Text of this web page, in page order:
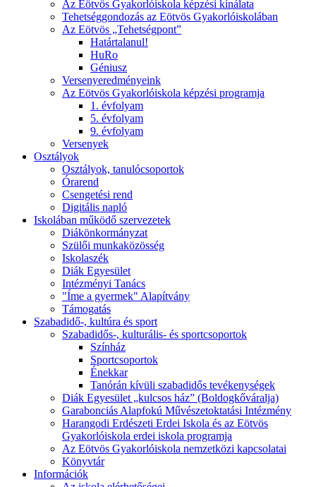
Az Eötvös Gyakorlóiskola képzési kínálata
Tehetséggondozás az Eötvös Gyakorlóiskolában
Az Eötvös „Tehetségpont”
Határtalanul!
HuRo
Géniusz
Versenyeredményeink
Az Eötvös Gyakorlóiskola képzési programja
1. évfolyam
5. évfolyam
9. évfolyam
Versenyek
Osztályok
Osztályok, tanulócsoportok
Órarend
Csengetési rend
Digitális napló
Iskolában működő szervezetek
Diákönkormányzat
Szülői munkaközösség
Iskolaszék
Diák Egyesület
Intézményi Tanács
"Íme a gyermek" Alapítvány
Támogatás
Szabadidő-, kultúra és sport
Szabadidős-, kulturális- és sportcsoportok
Színház
Sportcsoportok
Énekkar
Tanórán kívüli szabadidős tevékenységek
Diák Egyesület „kulcsos ház” (Boldogkőváralja)
Garabonciás Alapfokú Művészetoktatási Intézmény
Harangodi Erdészeti Erdei Iskola és az Eötvös
Gyakorlóiskola erdei iskola programja
Az Eötvös Gyakorlóiskola nemzetközi kapcsolatai
Könyvtár
Információk